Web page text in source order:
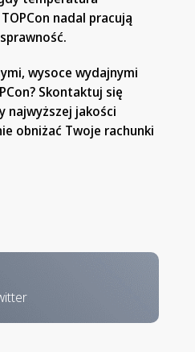
nadal pracują
wysoce wydajnymi
Skontaktuj się
najwyższej jakości
obniżać Twoje rachunki